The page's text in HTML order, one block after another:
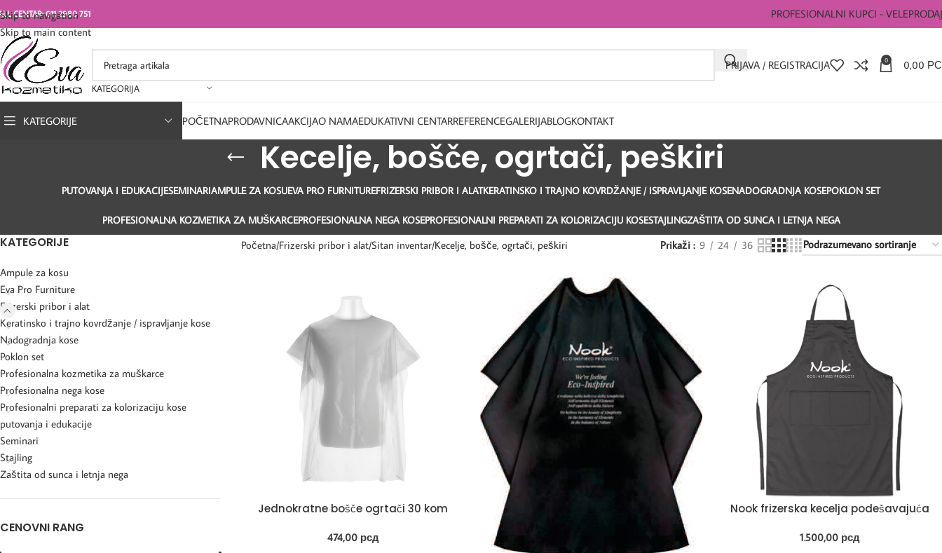
Skip to navigation
Skip to main content
CENTAR: 011 2980 751 PROFESIONALNI KUPCI -
KATEGORIJA
PRIJAVA / REGISTRACIJA 0 0,00
KATEGORIJE POČETNAPRODAVNICAAKCIJAO NAMAEDUKATIVNI CENTARREFERENCEGALERIJABLOGKONTAKT
Kecelje, bošče, ogrtači, peškiri
PUTOVANJA I EDUKACIJESEMINARIAMPULE ZA KOSUEVA PRO FURNITUREFRIZERSKI PRIBOR I ALATKERATINSKO I TRAJNO KOVRDŽANJE / ISPRAVLJANJE KOSENADOGRADNJA KOSEPOKLON SET
PROFESIONALNA KOZMETIKA ZA MUŠKARCEPROFESIONALNA NEGA KOSEPROFESIONALNI PREPARATI ZA KOLORIZACIJU KOSESTAJLINGZAŠTITA OD SUNCA I LETNJA NEGA
KATEGORIJE
Ampule za kosu
Eva Pro Furniture
Frizerski pribor i alat
Keratinsko i trajno kovrdžanje / ispravljanje kose
Nadogradnja kose
Poklon set
Profesionalna kozmetika za muškarce
Profesionalna nega kose
Profesionalni preparati za kolorizaciju kose
putovanja i edukacije
Seminari
Stajling
Zaštita od sunca i letnja nega
CENOVNI RANG
Početna Frizerski pribor i alat Sitan inventar Kecelje, bošče, ogrtači, peškiri Prikaži 9 24 36
Jednokratne bošče ogrtači 30 kom
474,00 рсд
Nook frizerska kecelja podešavajuća
1.500,00 рсд